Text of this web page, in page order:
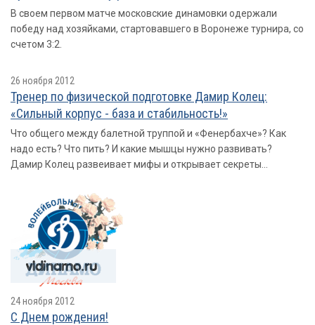
В своем первом матче московские динамовки одержали
победу над хозяйками, стартовавшего в Воронеже турнира, со
счетом 3:2.
26 ноября 2012
Тренер по физической подготовке Дамир Колец:
«Сильный корпус - база и стабильность!»
Что общего между балетной труппой и «Фенербахче»? Как
надо есть? Что пить? И какие мышцы нужно развивать?
Дамир Колец развеивает мифы и открывает секреты...
24 ноября 2012
С Днем рождения!